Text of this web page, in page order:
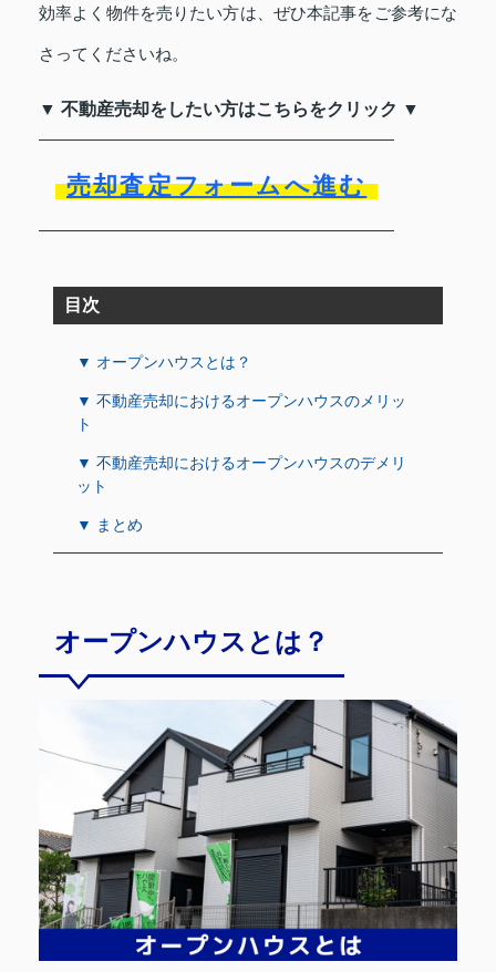
効率よく物件を売りたい方は、ぜひ本記事をご参考にな
さってくださいね。
▼ 不動産売却をしたい方はこちらをクリック ▼
売却査定フォームへ進む
目次
▼ オープンハウスとは？
▼ 不動産売却におけるオープンハウスのメリッ
ト
▼ 不動産売却におけるオープンハウスのデメリ
ット
▼ まとめ
オープンハウスとは？